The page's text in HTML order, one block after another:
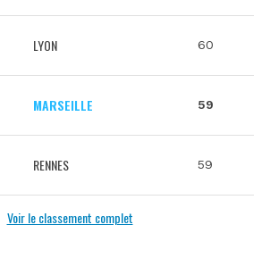
LYON 60
MARSEILLE 59
RENNES 59
Voir le classement complet